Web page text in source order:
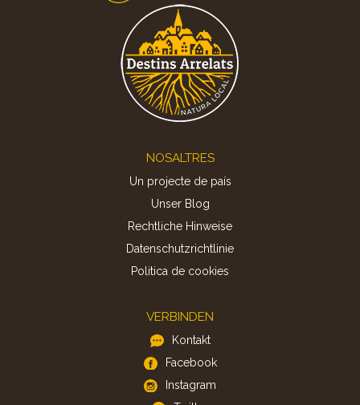
NOSALTRES
Un projecte de país
Unser Blog
Rechtliche Hinweise
Datenschutzrichtlinie
Politica de cookies
VERBINDEN
Kontakt
Facebook
Instagram